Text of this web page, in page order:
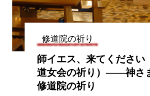
修道院の祈り
師イエス、来てください
道女会の祈り）――神さ
修道院の祈り